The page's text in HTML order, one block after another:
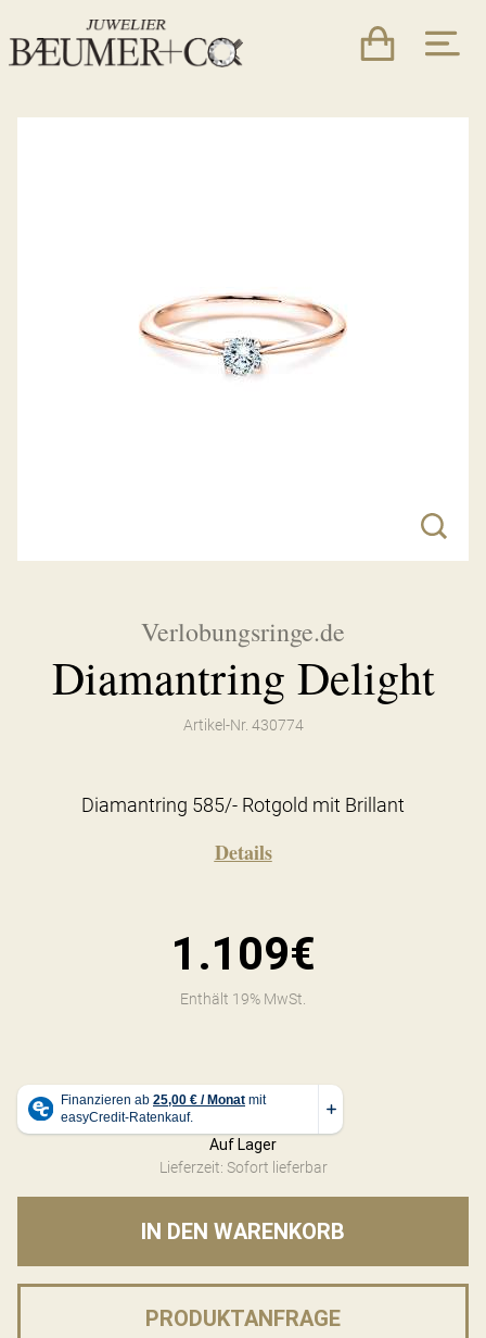
Verlobungsringe.de
Diamantring Delight
Artikel-Nr. 430774
Diamantring 585/- Rotgold mit Brillant
Details
1.109€
Enthält 19% MwSt.
Auf Lager
Lieferzeit: Sofort lieferbar
IN DEN WARENKORB
PRODUKTANFRAGE